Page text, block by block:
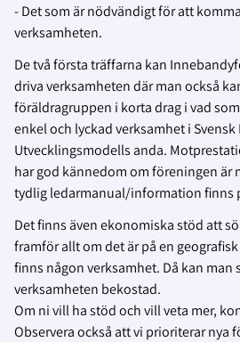
- Det som är nödvändigt för att
verksamheten.
De två första träffarna kan
driva verksamheten där man också
föräldragruppen i korta drag i vad
enkel och lyckad verksamhet i
Utvecklingsmodells anda.
har god kännedom om föreningen är
tydlig ledarmanual/information finns
Det finns även ekonomiska stöd att
framför allt om det är på en
finns någon verksamhet. Då kan man
verksamheten bekostad.
Om ni vill ha stöd och vill veta mer,
Observera också att vi prioriterar nya